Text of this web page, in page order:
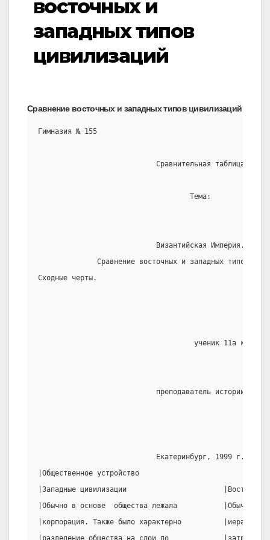
восточных и
западных типов
цивилизаций
Сравнение восточных и западных типов цивилизаций
Гимназия № 155
                            Сравнительная таблица
                                    Тема:
                            Византийская Империя.
Сравнение восточных и западных типов
Сходные черты.
ученик 11а класса
преподаватель истории
                            Екатеринбург, 1999 г.
|Общественное устройство
|Западные цивилизации
|Обычно в основе  общества лежала           |Обычно в
|корпорация. Также было характерно          |иерархия.
|разделение общества на слои по